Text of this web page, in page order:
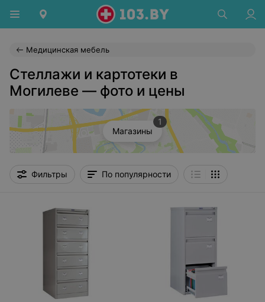
Медицинская мебель
Стеллажи и картотеки в
Могилеве — фото и цены
Магазины
1
Фильтры По популярности